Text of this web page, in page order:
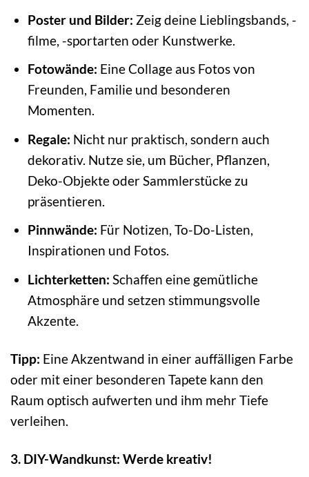
Poster und Bilder: Zeig deine Lieblingsbands, -
filme, -sportarten oder Kunstwerke.
Fotowände: Eine Collage aus Fotos von
Freunden, Familie und besonderen
Momenten.
Regale: Nicht nur praktisch, sondern auch
dekorativ. Nutze sie, um Bücher, Pflanzen,
Deko-Objekte oder Sammlerstücke zu
präsentieren.
Pinnwände: Für Notizen, To-Do-Listen,
Inspirationen und Fotos.
Lichterketten: Schaffen eine gemütliche
Atmosphäre und setzen stimmungsvolle
Akzente.
Tipp: Eine Akzentwand in einer auffälligen Farbe
oder mit einer besonderen Tapete kann den
Raum optisch aufwerten und ihm mehr Tiefe
verleihen.
3. DIY-Wandkunst: Werde kreativ!